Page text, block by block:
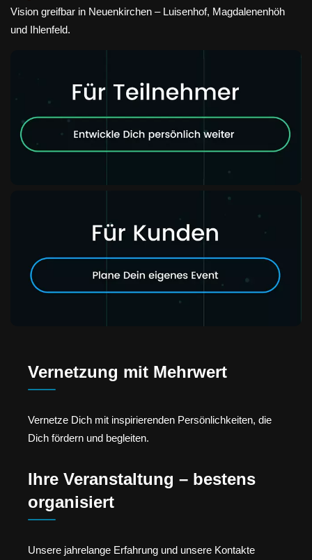
Vision greifbar in Neuenkirchen – Luisenhof, Magdalenenhöh
und Ihlenfeld.
Vernetzung mit Mehrwert
Vernetze Dich mit inspirierenden Persönlichkeiten, die
Dich fördern und begleiten.
Ihre Veranstaltung – bestens
organisiert
Unsere jahrelange Erfahrung und unsere Kontakte